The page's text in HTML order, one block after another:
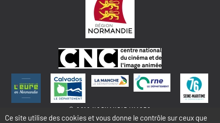
© 2018 NORMANDIE IMAGES
Ce site utilise des cookies et vous donne le contrôle sur ceux que